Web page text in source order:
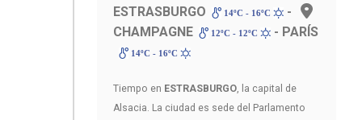
ESTRASBURGO 14ºC - 16ºC
-
CHAMPAGNE
12ºC - 12ºC - PARÍS
14ºC - 16ºC
Tiempo en ESTRASBURGO , la capital de
Alsacia. La ciudad es sede del Parlamento